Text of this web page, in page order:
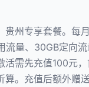
贵州专享套餐。每
流量、30GB定向
活需先充值100元
算。充值后额外赠